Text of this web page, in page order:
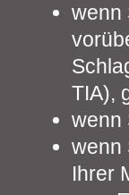
wenn
TIA),
wenn
wenn
Ihrer